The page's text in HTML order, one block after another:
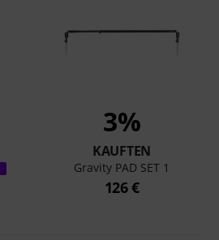
3%
KAUFTEN
Gravity PAD SET 1
126 €